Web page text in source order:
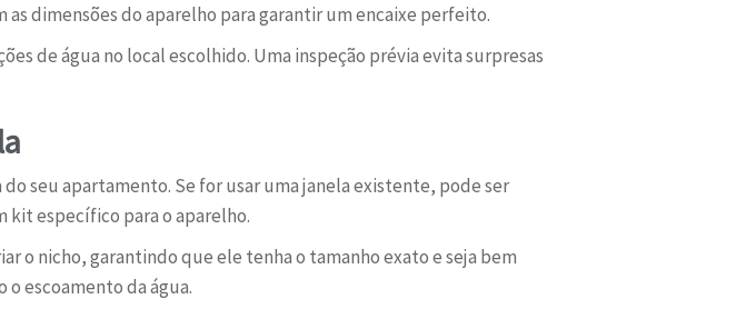
as dimensões do aparelho para garantir um encaixe perfeito.
de água no local escolhido. Uma inspeção prévia evita surpresas
seu apartamento. Se for usar uma janela existente, pode ser
kit específico para o aparelho.
o nicho, garantindo que ele tenha o tamanho exato e seja bem
escoamento da água.